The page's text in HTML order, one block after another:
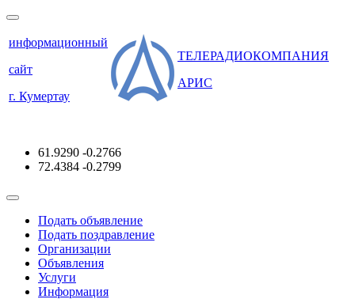
информационный
сайт
г. Кумертау
ТЕЛЕРАДИОКОМПАНИЯ
АРИС
61.9290 -0.2766
72.4384 -0.2799
Подать объявление
Подать поздравление
Организации
Объявления
Услуги
Информация